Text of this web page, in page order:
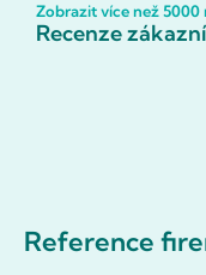
Zobrazit více než 5000
Recenze
Reference